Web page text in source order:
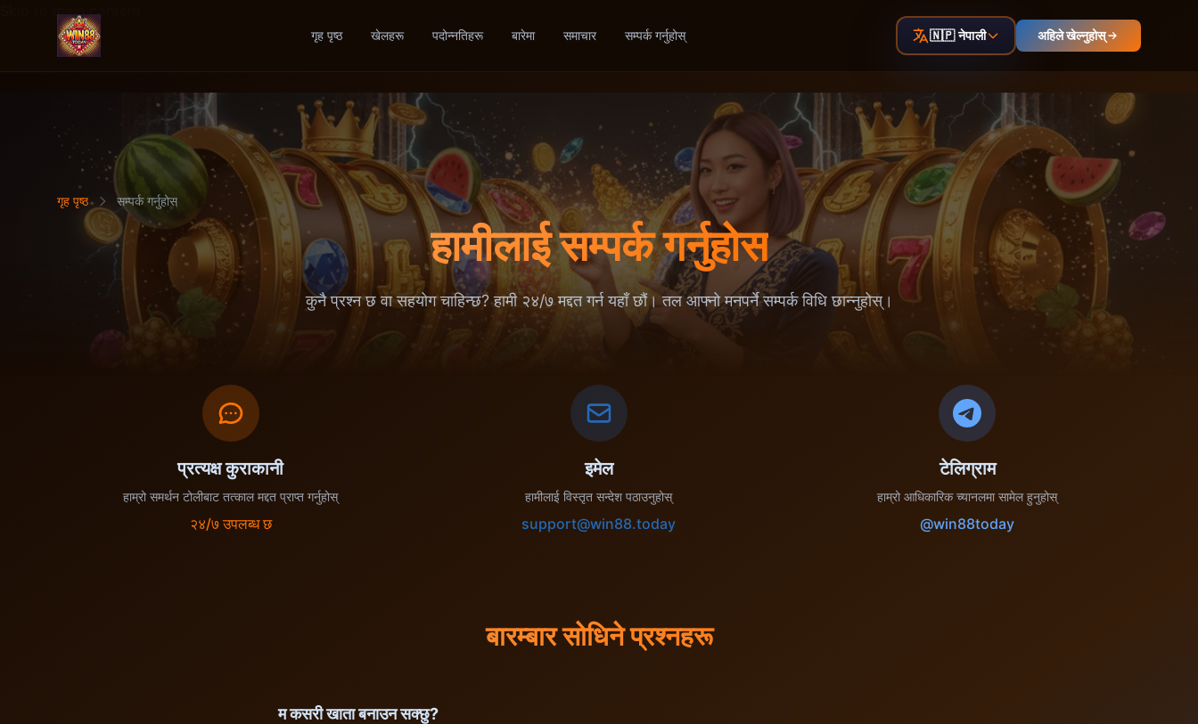
Skip to main content
गृह पृष्ठ खेलहरू पदोन्नतिहरू बारेमा समाचार सम्पर्क गर्नुहोस् 🇳🇵 नेपाली अहिले खेल्नुहोस्
गृह पृष्ठ सम्पर्क गर्नुहोस्
हामीलाई सम्पर्क गर्नुहोस
कुनै प्रश्न छ वा सहयोग चाहिन्छ? हामी २४/७ मद्दत गर्न यहाँ छौं। तल आफ्नो मनपर्ने सम्पर्क विधि छान्नुहोस्।
प्रत्यक्ष कुराकानी
हाम्रो समर्थन टोलीबाट तत्काल मद्दत प्राप्त गर्नुहोस्
२४/७ उपलब्ध छ
इमेल
हामीलाई विस्तृत सन्देश पठाउनुहोस्
support@win88.today
टेलिग्राम
हाम्रो आधिकारिक च्यानलमा सामेल हुनुहोस्
@win88today
बारम्बार सोधिने प्रश्नहरू
म कसरी खाता बनाउन सक्छु?